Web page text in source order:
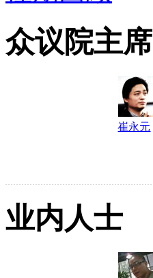
众议院主席
崔永元
业内人士